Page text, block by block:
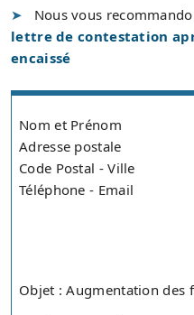
Nous vous
lettre de contestation
encaissé
Nom et Prénom
Adresse postale
Code Postal - Ville
Téléphone - Email
Objet : Augmentation des